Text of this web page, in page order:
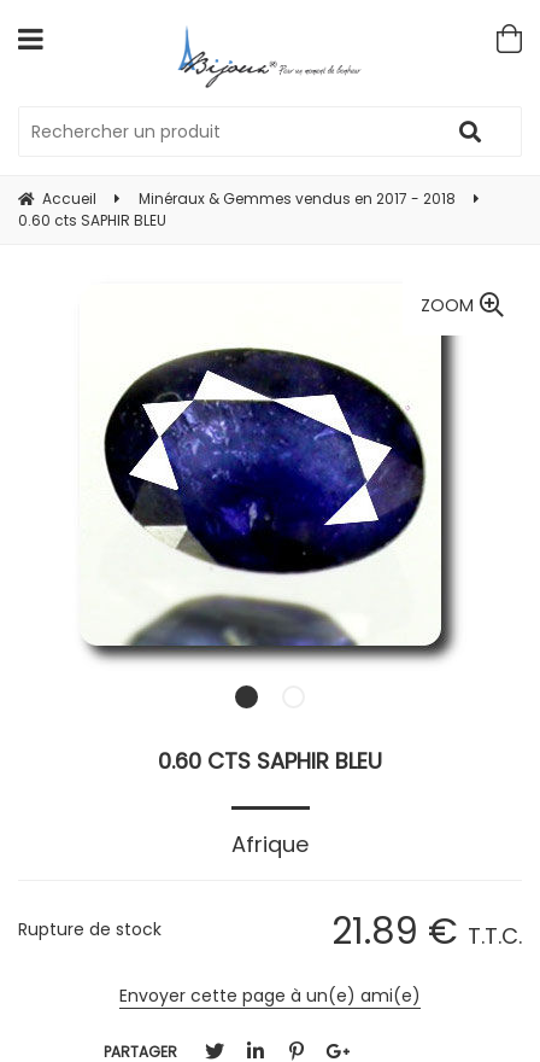
Accueil
Minéraux & Gemmes vendus en 2017 - 2018
0.60 cts SAPHIR BLEU
ZOOM
0.60 CTS SAPHIR BLEU
Afrique
21.89 € T.T.C.
Rupture de stock
Envoyer cette page à un(e) ami(e)
PARTAGER